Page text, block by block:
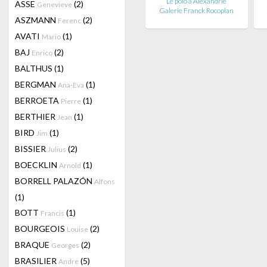
ASSE Genevieve (2)
ASZMANN Ferenc (2)
AVATI Mario (1)
BAJ Enrico (2)
BALTHUS (1)
BERGMAN Ana-Eva (1)
BERROETA Pierre (1)
BERTHIER Jean (1)
BIRD Jim (1)
BISSIER Julius (2)
BOECKLIN Arnold (1)
BORRELL PALAZÓN Alfons
(1)
BOTT Francis (1)
BOURGEOIS Louise (2)
BRAQUE Georges (2)
BRASILIER Andre (5)
Galerie Franck Rocoplan